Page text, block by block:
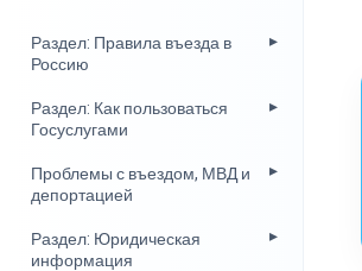
Раздел: Правила въезда в
Россию
Раздел: Как пользоваться
Госуслугами
Проблемы с въездом, МВД и
депортацией
Раздел: Юридическая
информация